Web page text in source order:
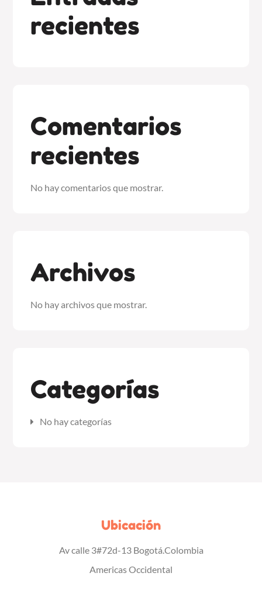
recientes
Comentarios
recientes
No hay comentarios que mostrar.
Archivos
No hay archivos que mostrar.
Categorías
No hay categorías
Ubicación
Av calle 3#72d-13 Bogotá.Colombia
Americas Occidental